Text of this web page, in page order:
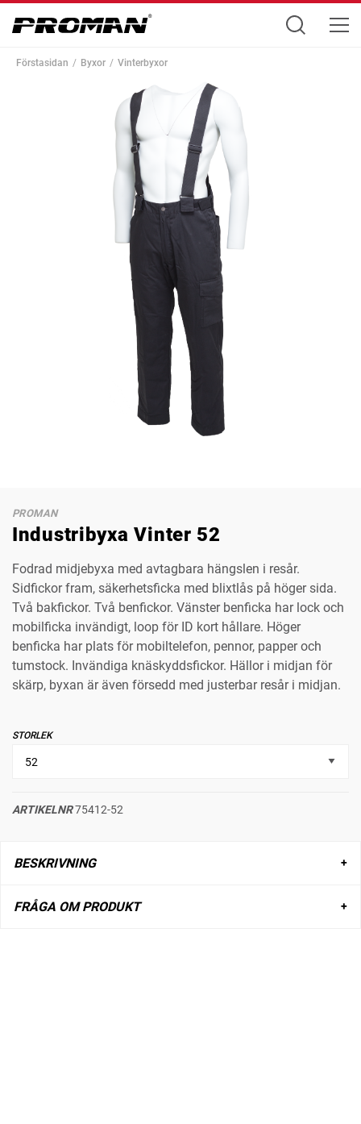
Förstasidan Byxor Vinterbyxor
PROMAN
Industribyxa Vinter 52
Fodrad midjebyxa med avtagbara hängslen i resår.
Sidfickor fram, säkerhetsficka med blixtlås på höger sida.
Två bakfickor. Två benfickor. Vänster benficka har lock och
mobilficka invändigt, loop för ID kort hållare. Höger
benficka har plats för mobiltelefon, pennor, papper och
tumstock. Invändiga knäskyddsfickor. Hällor i midjan för
skärp, byxan är även försedd med justerbar resår i midjan.
STORLEK
ARTIKELNR75412-52
BESKRIVNING
FRÅGA OM PRODUKT